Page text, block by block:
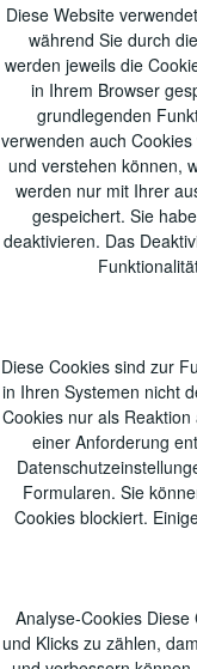
Diese Website
während Sie durch
werden jeweils die
in Ihrem Browser
grundlegenden
verwenden auch
und verstehen können,
werden nur mit Ihrer
gespeichert. Sie
deaktivieren. Das
Diese Cookies sind zur
in Ihren Systemen nicht
Cookies nur als
einer Anforderung
Formularen. Sie
Cookies blockiert.
Analyse-Cookies
und Klicks zu zählen,